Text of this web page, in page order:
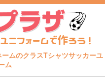
ムのクラスTシャツサッカーユ
ム